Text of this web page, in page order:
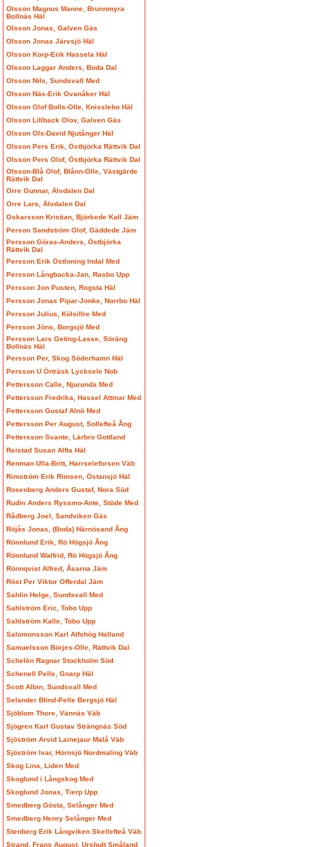
Olsson Magnus Manne, Brunnmyra
Bollnäs Häl
Olsson Jonas, Galven Gäs
Olsson Jonas Järvsjö Häl
Olsson Korp-Erik Hassela Häl
Olsson Laggar Anders, Boda Dal
Olsson Nils, Sundsvall Med
Olsson Näs-Erik Ovanåker Häl
Olsson Olof Bolls-Olle, Knisslebo Häl
Olsson Lillback Olov, Galven Gäs
Olsson Ols-David Njutånger Häl
Olsson Pers Erik, Östbjörka Rättvik Dal
Olsson Pers Olof, Östbjörka Rättvik Dal
Olsson-Blå Olof, Blånn-Olle, Västgärde
Rättvik Dal
Orre Gunnar, Älvdalen Dal
Orre Lars, Älvdalen Dal
Oskarsson Kristian, Björkede Kall Jäm
Person Sandström Olof, Gäddede Jäm
Persson Göras-Anders, Östbjörka
Rättvik Dal
Persson Erik Östloning Indal Med
Persson Långbacka-Jan, Rasbo Upp
Persson Jon Pusten, Rogsta Häl
Persson Jonas Pipar-Jonke, Norrbo Häl
Persson Julius, Kölsillre Med
Persson Jöns, Borgsjö Med
Persson Lars Geting-Lasse, Söräng
Bollnäs Häl
Persson Per, Skog Söderhamn Häl
Persson U Örträsk Lycksele Nob
Pettersson Calle, Njurunda Med
Pettersson Fredrika, Hassel Attmar Med
Pettersson Gustaf Alnö Med
Pettersson Per August, Sollefteå Ång
Pettersson Svante, Lärbro Gottland
Reistad Susan Alfta Häl
Renman Ulla-Britt, Harrseleforsen Väb
Rimström Erik Rimsen, Östansjö Häl
Rosenberg Anders Gustaf, Nora Söd
Rudin Anders Ryssmo-Ante, Stöde Med
Rådberg Joel, Sandviken Gäs
Röjås Jonas, (Boda) Härnösand Ång
Rönnlund Erik, Rö Högsjö Ång
Rönnlund Walfrid, Rö Högsjö Ång
Rönnqvist Alfred, Åsarna Jäm
Röst Per Viktor Offerdal Jäm
Sahlin Helge, Sundsvall Med
Sahlström Eric, Tobo Upp
Sahlström Kalle, Tobo Upp
Salomonsson Karl Alfshög Halland
Samuelsson Börjes-Olle, Rättvik Dal
Schelén Ragnar Stockholm Söd
Schenell Pelle, Gnarp Häl
Scott Albin, Sundsvall Med
Selander Blind-Pelle Bergsjö Häl
Sjöblom Thore, Vännäs Väb
Sjögren Karl Gustav Strängnäs Söd
Sjöström Arvid Lainejaur Malå Väb
Sjöström Ivar, Hörnsjö Nordmaling Väb
Skog Lina, Liden Med
Skoglund i Långskog Med
Skoglund Jonas, Tierp Upp
Smedberg Gösta, Selånger Med
Smedberg Henry Selånger Med
Stenberg Erik Långviken Skellefteå Väb
Strand, Frans August, Urshult Småland